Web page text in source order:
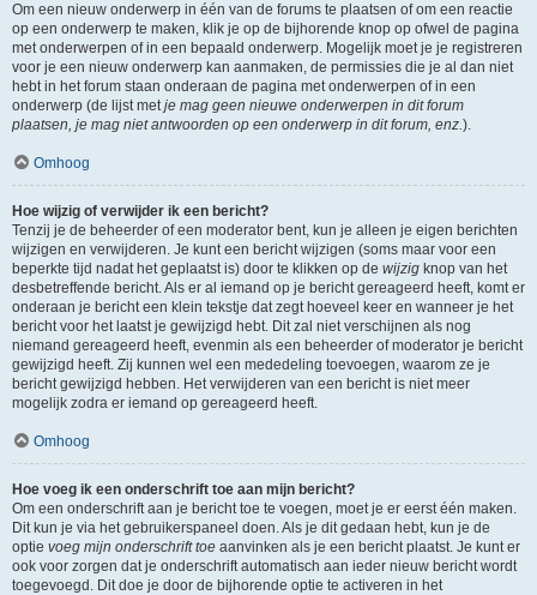
Om een nieuw onderwerp in één van de forums te plaatsen of om een reactie
op een onderwerp te maken, klik je op de bijhorende knop op ofwel de pagina
met onderwerpen of in een bepaald onderwerp. Mogelijk moet je je registreren
voor je een nieuw onderwerp kan aanmaken, de permissies die je al dan niet
hebt in het forum staan onderaan de pagina met onderwerpen of in een
onderwerp (de lijst metje mag geen nieuwe onderwerpen in dit forum
plaatsen, je mag niet antwoorden op een onderwerp in dit forum, enz.).
Omhoog
Hoe wijzig of verwijder ik een bericht?
Tenzij je de beheerder of een moderator bent, kun je alleen je eigen berichten
wijzigen en verwijderen. Je kunt een bericht wijzigen (soms maar voor een
beperkte tijd nadat het geplaatst is) door te klikken op de wijzig knop van het
desbetreffende bericht. Als er al iemand op je bericht gereageerd heeft, komt er
onderaan je bericht een klein tekstje dat zegt hoeveel keer en wanneer je het
bericht voor het laatst je gewijzigd hebt. Dit zal niet verschijnen als nog
niemand gereageerd heeft, evenmin als een beheerder of moderator je bericht
gewijzigd heeft. Zij kunnen wel een mededeling toevoegen, waarom ze je
bericht gewijzigd hebben. Het verwijderen van een bericht is niet meer
mogelijk zodra er iemand op gereageerd heeft.
Omhoog
Hoe voeg ik een onderschrift toe aan mijn bericht?
Om een onderschrift aan je bericht toe te voegen, moet je er eerst één maken.
Dit kun je via het gebruikerspaneel doen. Als je dit gedaan hebt, kun je de
optie voeg mijn onderschrift toe aanvinken als je een bericht plaatst. Je kunt er
ook voor zorgen dat je onderschrift automatisch aan ieder nieuw bericht wordt
toegevoegd. Dit doe je door de bijhorende optie te activeren in het